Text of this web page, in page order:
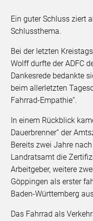
Ein guter Schluss ziert
Schlussthema.
Bei der letzten
Wolff durfte der ADFC
Dankesrede bedankte
beim allerletzten
Fahrrad-Empathie“.
In einem Rückblick
Dauerbrenner“ der
Bereits zwei Jahre
Landratsamt die
Arbeitgeber, weitere
Göppingen als erster
Baden-Württemberg
Das Fahrrad als